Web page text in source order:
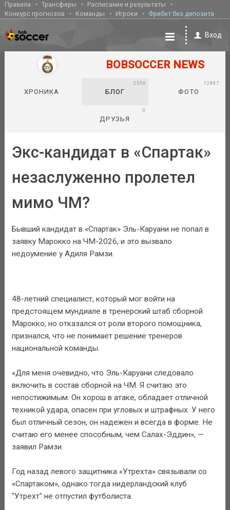
Правила Трансферы
Расписание и результаты
Конкурс прогнозов
Команды Игроки Фрибет без депозита
Вход
BOBSOCCER NEWS
ХРОНИКА БЛОГ
2556
ФОТО
12887
ДРУЗЬЯ
0
Экс-кандидат в «Спартак»
незаслуженно пролетел
мимо ЧМ?
Бывший кандидат в «Спартак» Эль-Каруани не попал в
заявку Марокко на ЧМ-2026, и это вызвало
недоумение у Адиля Рамзи.
48-летний специалист, который мог войти на
предстоящем мундиале в тренерский штаб сборной
Марокко, но отказался от роли второго помощника,
признался, что не понимает решение тренеров
национальной команды.
«Для меня очевидно, что Эль-Каруани следовало
включить в состав сборной на ЧМ. Я считаю это
непостижимым. Он хорош в атаке, обладает отличной
техникой удара, опасен при угловых и штрафных. У него
был отличный сезон, он надежен и всегда в форме. Не
считаю его менее способным, чем Салах-Эддин», —
заявил Рамзи.
Год назад левого защитника «Утрехта» связывали со
«Спартаком», однако тогда нидерландский клуб
"Утрехт" не отпустил футболиста.